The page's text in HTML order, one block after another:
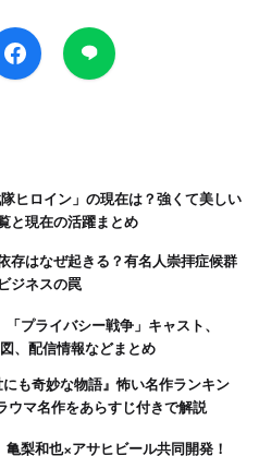
と現在の活躍まとめ
ジネスの罠
、配信情報などまとめ
ウマ名作をあらすじ付きで解説